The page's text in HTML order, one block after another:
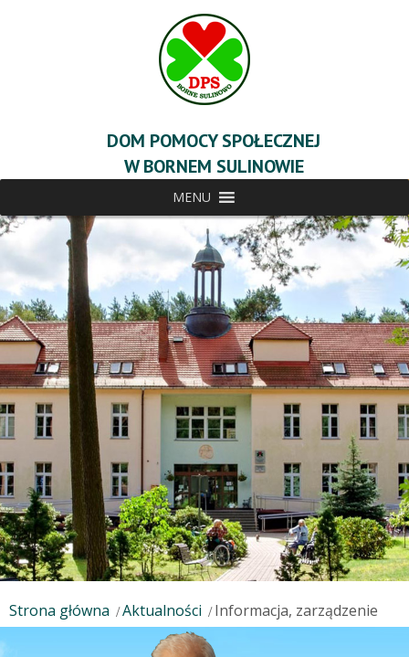
DOM POMOCY SPOŁECZNEJ
W BORNEM SULINOWIE
MENU
Strona główna Aktualności Informacja, zarządzenie